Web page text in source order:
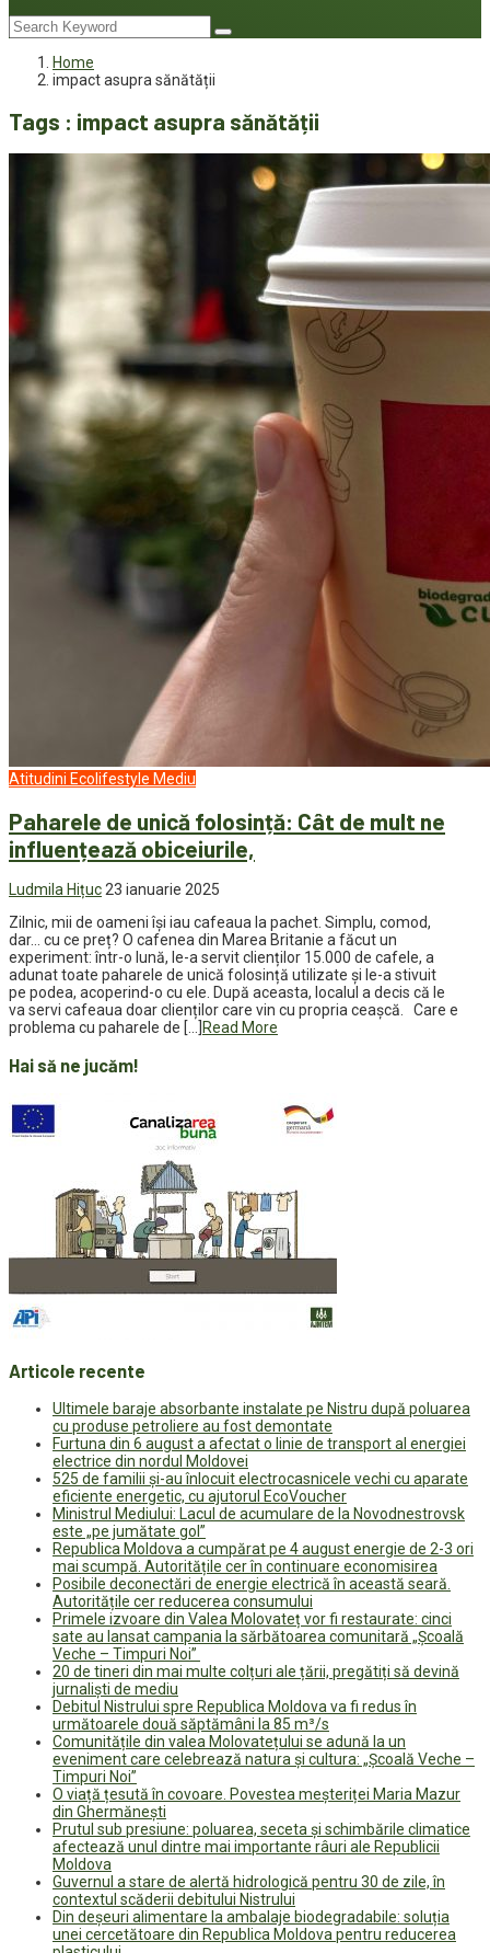
Home
impact asupra sănătății
Tags : impact asupra sănătății
Atitudini Ecolifestyle Mediu
Paharele de unică folosință: Cât de mult ne
influențează obiceiurile,
Ludmila Hițuc23 ianuarie 2025
Zilnic, mii de oameni își iau cafeaua la pachet. Simplu, comod,
dar… cu ce preț? O cafenea din Marea Britanie a făcut un
experiment: într-o lună, le-a servit clienților 15.000 de cafele, a
adunat toate paharele de unică folosință utilizate și le-a stivuit
pe podea, acoperind-o cu ele. După aceasta, localul a decis că le
va servi cafeaua doar clienților care vin cu propria ceașcă. Care e
problema cu paharele de […] Read More
Hai să ne jucăm!
Articole recente
Ultimele baraje absorbante instalate pe Nistru după poluarea
cu produse petroliere au fost demontate
Furtuna din 6 august a afectat o linie de transport al energiei
electrice din nordul Moldovei
525 de familii și-au înlocuit electrocasnicele vechi cu aparate
eficiente energetic, cu ajutorul EcoVoucher
Ministrul Mediului: Lacul de acumulare de la Novodnestrovsk
este „pe jumătate gol”
Republica Moldova a cumpărat pe 4 august energie de 2-3 ori
mai scumpă. Autoritățile cer în continuare economisirea
Posibile deconectări de energie electrică în această seară.
Autoritățile cer reducerea consumului
Primele izvoare din Valea Molovateț vor fi restaurate: cinci
sate au lansat campania la sărbătoarea comunitară „Școală
Veche – Timpuri Noi”
20 de tineri din mai multe colțuri ale țării, pregătiți să devină
jurnaliști de mediu
Debitul Nistrului spre Republica Moldova va fi redus în
următoarele două săptămâni la 85 m³/s
Comunitățile din valea Molovatețului se adună la un
eveniment care celebrează natura și cultura: „Școală Veche –
Timpuri Noi”
O viață țesută în covoare. Povestea meșteriței Maria Mazur
din Ghermănești
Prutul sub presiune: poluarea, seceta și schimbările climatice
afectează unul dintre mai importante râuri ale Republicii
Moldova
Guvernul a stare de alertă hidrologică pentru 30 de zile, în
contextul scăderii debitului Nistrului
Din deșeuri alimentare la ambalaje biodegradabile: soluția
unei cercetătoare din Republica Moldova pentru reducerea